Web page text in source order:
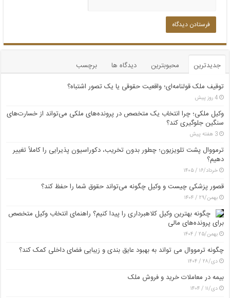
جدیدترین محبوبترین دیدگاه ها
برچسب
توقیف ملک قولنامه‌ای؛ واقعیت حقوقی یا یک تصور اشتباه؟
4 روز پیش
وکیل ملکی؛ چرا انتخاب یک متخصص در پرونده‌های ملکی می‌تواند از خسارت‌های
سنگین جلوگیری کند؟
3 هفته پیش
ترمووال پشت تلویزیون؛ چطور بدون تخریب، دکوراسیون پذیرایی را کاملاً تغییر
دهیم؟
خرداد/۱۶ / ۱۴۰۵
قصور پزشکی چیست و وکیل چگونه می‌تواند حقوق شما را حفظ کند؟
بهمن/۲۹ / ۱۴۰۴
چگونه بهترین وکیل کلاهبرداری را پیدا کنیم؟ راهنمای انتخاب وکیل متخصص
برای پرونده‌های مالی
بهمن/۲۵ / ۱۴۰۴
چگونه ترمووال می تواند به بهبود عایق بندی و زیبایی فضای داخلی کمک کند؟
دی/۲۸ / ۱۴۰۴
بیمه در معاملات خرید و فروش ملک
دی/۱۱ / ۱۴۰۴